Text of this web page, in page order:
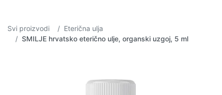
Svi proizvodi
Eterična ulja
SMILJE hrvatsko eterično ulje, organski uzgoj, 5 ml